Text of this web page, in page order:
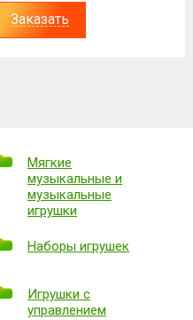
Заказать
Мягкие
музыкальные и
музыкальные
игрушки
Наборы игрушек
Игрушки с
управлением